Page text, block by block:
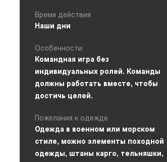
Время действия
Наши дни
Особенности
Командная игра без
индивидуальных ролей. Команды
должны работать вместе, чтобы
достичь целей.
Пожелания к одежде
Одежда в военном или морском
стиле, можно элементы походной
одежды, штаны карго, тельняшки,